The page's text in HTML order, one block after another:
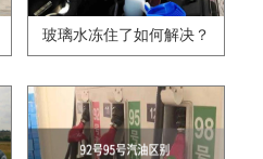
玻璃水冻住了如何解决？